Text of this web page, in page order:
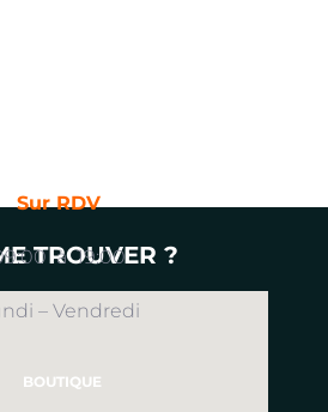
TROUVER ?
Sur RDV
à 19:00
– Vendredi
BOUTIQUE